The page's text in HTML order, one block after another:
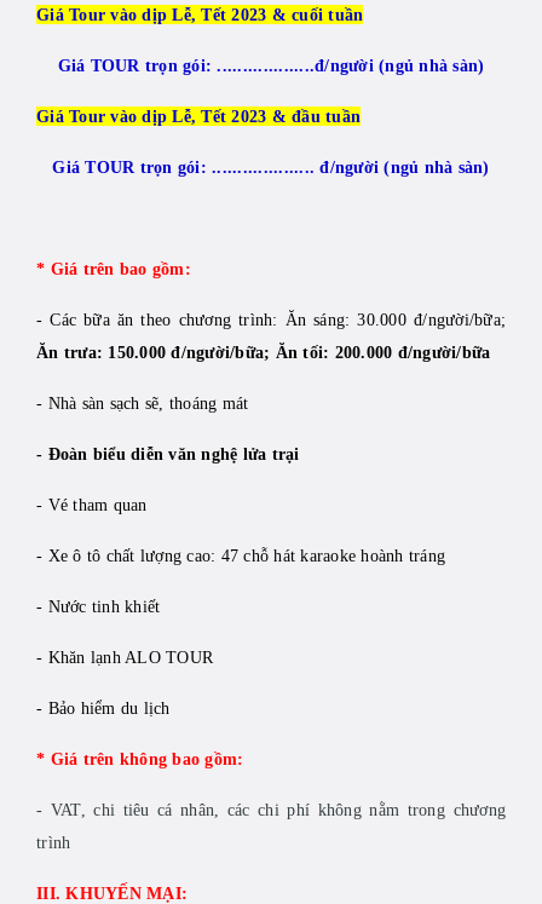
Giá Tour vào dịp Lễ, Tết 2023 & cuối tuần
Giá TOUR trọn gói: ...................đ/người (ngủ nhà sàn)
Giá Tour vào dịp Lễ, Tết 2023 & đầu tuần
Giá TOUR trọn gói: .................... đ/người (ngủ nhà sàn)
* Giá trên bao gồm:
- Các bữa ăn theo chương trình: Ăn sáng: 30.000 đ/người/bữa;
Ăn trưa: 150.000 đ/người/bữa; Ăn tối: 200.000 đ/người/bữa
- Nhà sàn sạch sẽ, thoáng mát
- Đoàn biểu diễn văn nghệ lửa trại
- Vé tham quan
- Xe ô tô chất lượng cao: 47 chỗ hát karaoke hoành tráng
- Nước tinh khiết
- Khăn lạnh ALO TOUR
- Bảo hiểm du lịch
* Giá trên không bao gồm:
- VAT, chi tiêu cá nhân, các chi phí không nằm trong chương
trình
III. KHUYẾN MẠI: